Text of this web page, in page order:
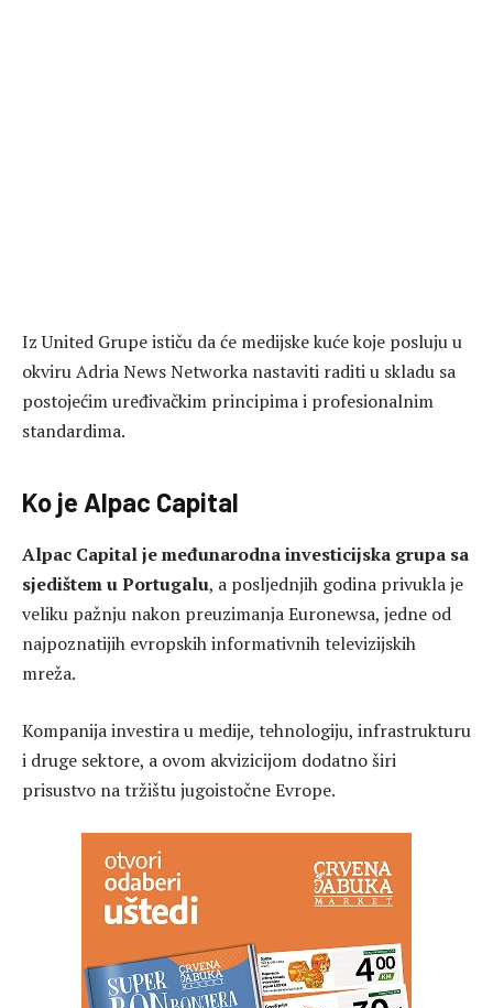
Iz United Grupe ističu da će medijske kuće koje posluju u
okviru Adria News Networka nastaviti raditi u skladu sa
postojećim uređivačkim principima i profesionalnim
standardima.
Ko je Alpac Capital
Alpac Capital je međunarodna investicijska grupa sa
sjedištem u Portugalu, a posljednjih godina privukla je
veliku pažnju nakon preuzimanja Euronewsa, jedne od
najpoznatijih evropskih informativnih televizijskih
mreža.
Kompanija investira u medije, tehnologiju, infrastrukturu
i druge sektore, a ovom akvizicijom dodatno širi
prisustvo na tržištu jugoistočne Evrope.